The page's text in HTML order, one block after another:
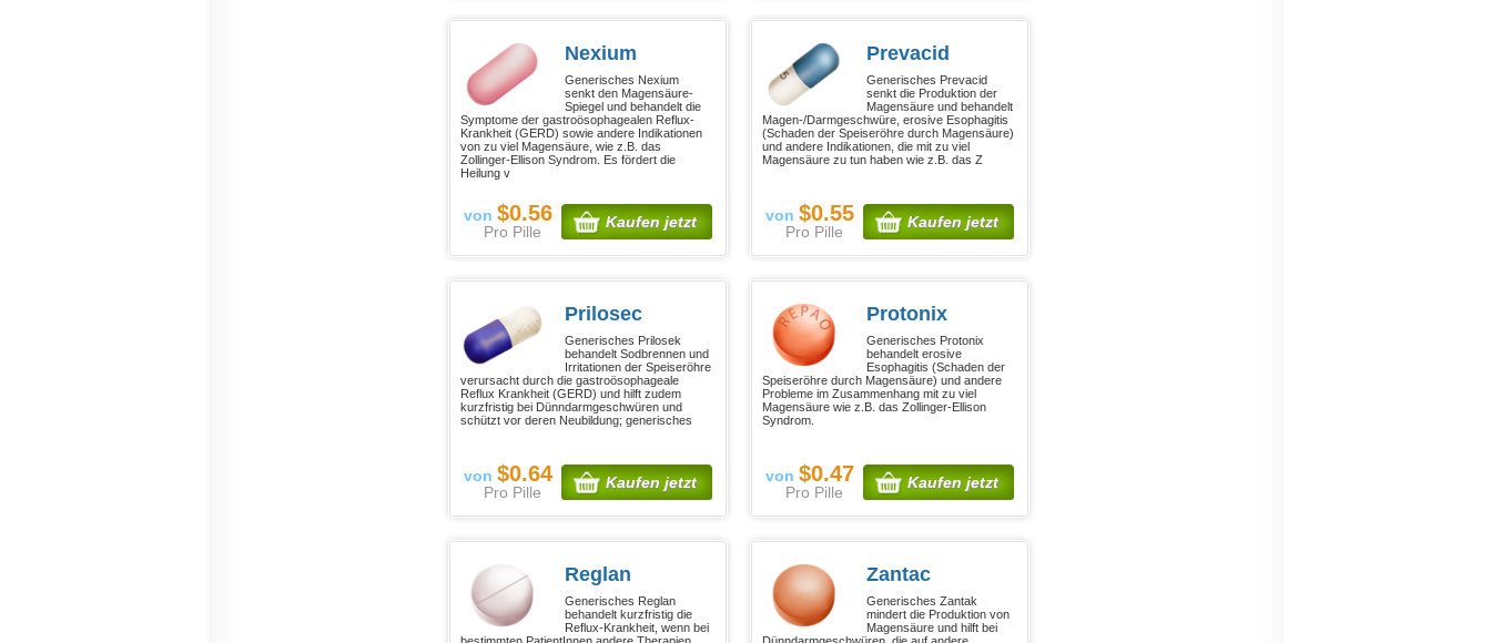
Nexium
Generisches Nexium
senkt den Magensäure-
Spiegel und behandelt die
Symptome der gastroösophagealen Reflux-
Krankheit (GERD) sowie andere Indikationen
von zu viel Magensäure, wie z.B. das
Zollinger-Ellison Syndrom. Es fördert die
Heilung v
von $0.56
Pro Pille
Kaufen jetzt
Prevacid
Generisches Prevacid
senkt die Produktion der
Magensäure und behandelt
Magen-/Darmgeschwüre, erosive Esophagitis
(Schaden der Speiseröhre durch Magensäure)
und andere Indikationen, die mit zu viel
Magensäure zu tun haben wie z.B. das Z
von $0.55
Pro Pille
Kaufen jetzt
Prilosec
Generisches Prilosek
behandelt Sodbrennen und
Irritationen der Speiseröhre
verursacht durch die gastroösophageale
Reflux Krankheit (GERD) und hilft zudem
kurzfristig bei Dünndarmgeschwüren und
schützt vor deren Neubildung; generisches
von $0.64
Pro Pille
Kaufen jetzt
Protonix
Generisches Protonix
behandelt erosive
Esophagitis (Schaden der
Speiseröhre durch Magensäure) und andere
Probleme im Zusammenhang mit zu viel
Magensäure wie z.B. das Zollinger-Ellison
Syndrom.
von $0.47
Pro Pille
Kaufen jetzt
Reglan
Generisches Reglan
behandelt kurzfristig die
Reflux-Krankheit, wenn bei
Zantac
Generisches Zantak
mindert die Produktion von
Magensäure und hilft bei